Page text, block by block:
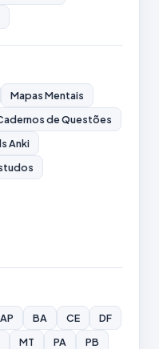
Mapas Mentais
de Questões
Anki
AP BA CE
DF
MT PA
PB